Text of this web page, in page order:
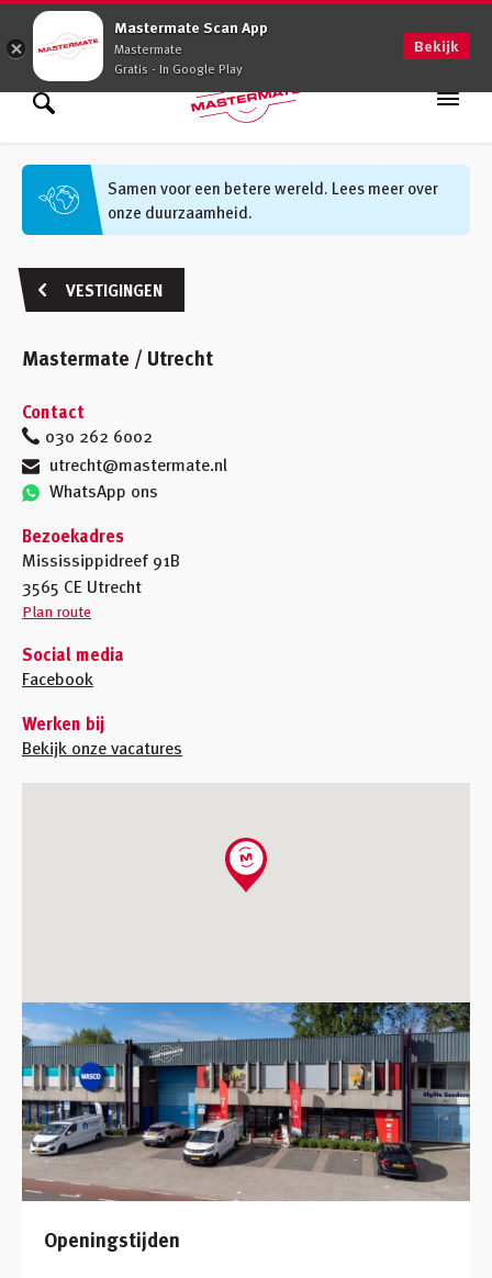
Mastermate Scan App
Mastermate
Gratis - In Google Play
Bekijk
0900 - 0509
Assortiment
Oplossingen
Advies op maat
Klantenservice
Zoek binnen assortiment
Zoek informatie
Samen voor een betere wereld. Lees meer over
onze duurzaamheid.
VESTIGINGEN
Mastermate / Utrecht
Contact
030 262 6002
utrecht@mastermate.nl
WhatsApp ons
Bezoekadres
Mississippidreef 91B
3565 CE Utrecht
Plan route
Social media
Facebook
Werken bij
Bekijk onze vacatures
Openingstijden